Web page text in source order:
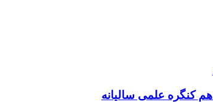
کنگره علمی سالیانه